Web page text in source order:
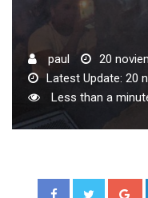
paul
20
Latest Update: 20
Less than a